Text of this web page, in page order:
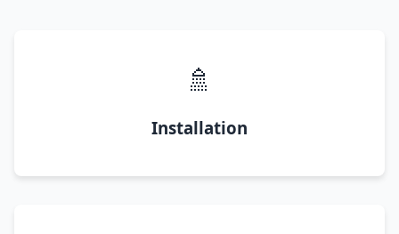
🚿
Installation